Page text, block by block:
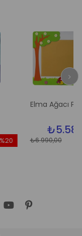
Elma Ağacı Pano
₺5.580,00
₺6.990,00